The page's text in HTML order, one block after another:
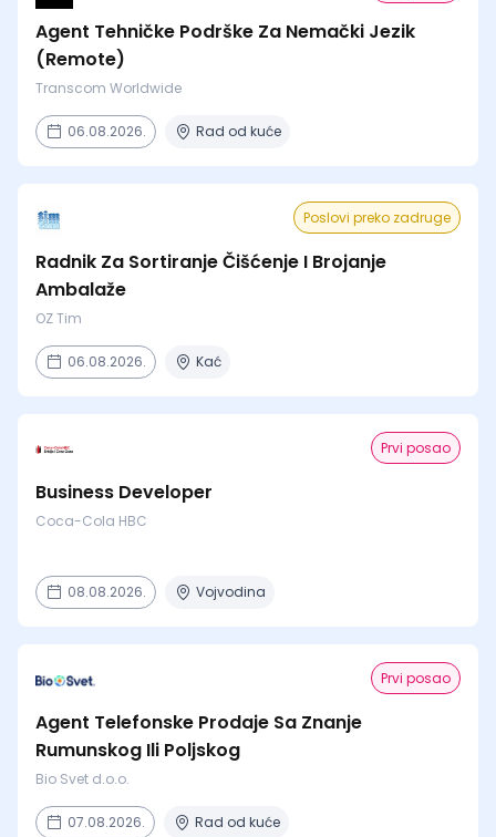
Agent Tehničke Podrške Za Nemački Jezik
(Remote)
Transcom Worldwide
06.08.2026. Rad od kuće
Poslovi preko zadruge
Radnik Za Sortiranje Čišćenje I Brojanje
Ambalaže
OZ Tim
06.08.2026. Kać
Prvi posao
Business Developer
Coca-Cola HBC
08.08.2026. Vojvodina
Prvi posao
Agent Telefonske Prodaje Sa Znanje
Rumunskog Ili Poljskog
Bio Svet d.o.o.
07.08.2026. Rad od kuće